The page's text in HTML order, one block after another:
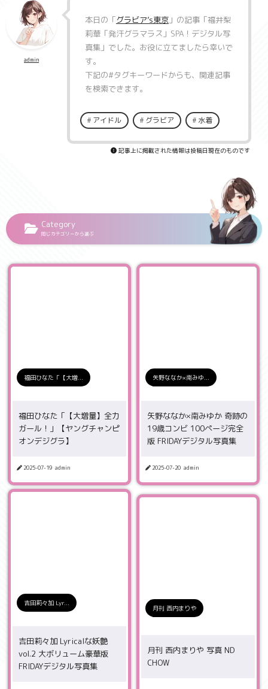
admin
本日の「グラビア’s東京 」の記事「福井梨
莉華「発汗グラマラス」SPA！デジタル写
真集 」でした。お役に立てましたら幸いで
す。
下記の#タグキーワードからも、関連記事
を検索できます。
アイドル グラビア 水着
記事上に掲載された情報は投稿日現在のものです
Category
同じカテゴリーから選ぶ
福田ひなた「【大増...
福田ひなた「【大増量】全力
ガール！」【ヤングチャンピ
オンデジグラ】
2025-07-19 admin
矢野ななか×南みゆ...
矢野ななか×南みゆか 奇跡の
19歳コンビ 100ページ完全
版 FRIDAYデジタル写真集
2025-07-20 admin
吉田莉々加 Lyr...
吉田莉々加 Lyricalな妖艶
vol.2 大ボリューム豪華版
FRIDAYデジタル写真集
月刊 西内まりや
月刊 西内まりや 写真 ND
CHOW